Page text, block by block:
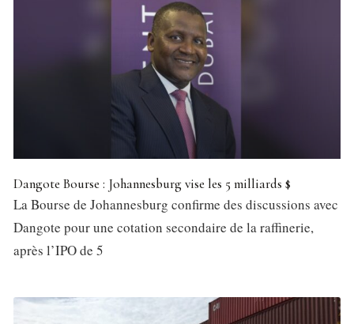
Dangote Bourse : Johannesburg vise les 5 milliards $
La Bourse de Johannesburg confirme des discussions avec
Dangote pour une cotation secondaire de la raffinerie,
après l’IPO de 5